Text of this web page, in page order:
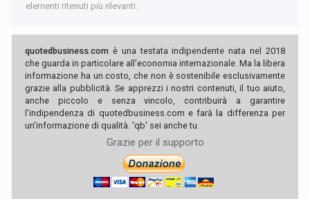
elementi ritenuti più rilevanti.
quotedbusiness.com è una testata indipendente nata nel 2018
che guarda in particolare all'economia internazionale. Ma la libera
informazione ha un costo, che non è sostenibile esclusivamente
grazie alla pubblicità. Se apprezzi i nostri contenuti, il tuo aiuto,
anche piccolo e senza vincolo, contribuirà a garantire
l'indipendenza di quotedbusiness.com e farà la differenza per
un'informazione di qualità. 'qb' sei anche tu.
Grazie per il supporto